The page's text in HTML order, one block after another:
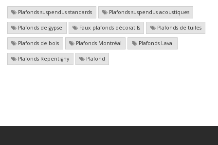
Plafonds suspendus standards Plafonds suspendus acoustiques
Plafonds de gypse Faux plafonds décoratifs Plafonds de tuiles
Plafonds de bois Plafonds Montréal Plafonds Laval
Plafonds Repentigny Plafond